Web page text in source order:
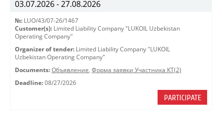
03.07.2026 - 27.08.2026
№: LUO/43/07-26/1467
Customer(s): Limited Liability Company "LUKOIL Uzbekistan
Operating Company"
Organizer of tender: Limited Liability Company "LUKOIL
Uzbekistan Operating Company"
Documents: Объявление, Форма заявки Участника КТ(2)
Deadline: 08/27/2026
PARTICIPATE